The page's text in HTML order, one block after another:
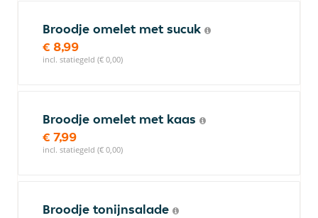
Broodje omelet met sucuk
€ 8,99
incl. statiegeld (€ 0,00)
Broodje omelet met kaas
€ 7,99
incl. statiegeld (€ 0,00)
Broodje tonijnsalade